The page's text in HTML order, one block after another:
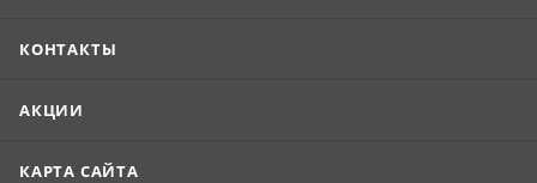
КОНТАКТЫ
АКЦИИ
КАРТА САЙТА